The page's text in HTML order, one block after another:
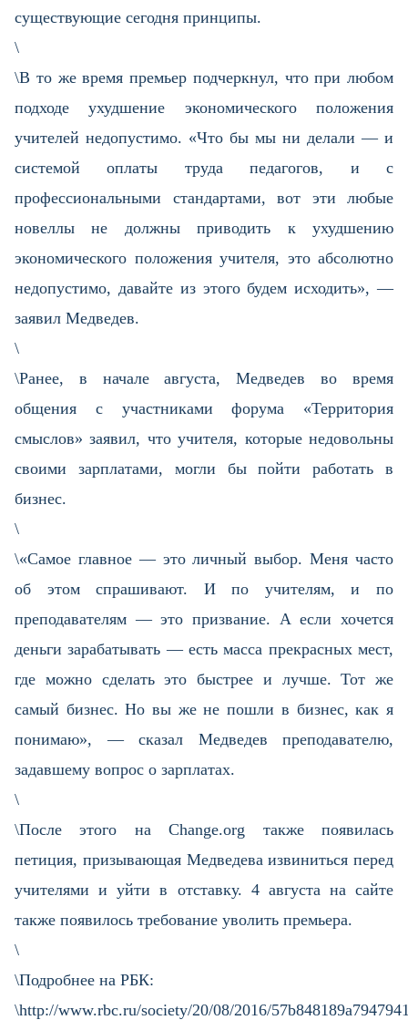
существующие сегодня принципы.
\
\В то же время премьер подчеркнул, что при любом
подходе ухудшение экономического положения
учителей недопустимо. «Что бы мы ни делали — и
системой​ оплаты труда педагогов, и с
профессиональными стандартами, вот эти любые
новеллы не должны приводить к ухудшению
экономического положения учителя, это абсолютно
недопустимо, давайте из этого будем исходить», —
заявил Медведев.
\
\Ранее, в начале августа, Медведев во время
общения с участниками форума «Территория
смыслов» заявил, что учителя, которые недовольны
своими зарплатами, могли бы пойти работать в
бизнес.
\
\«Самое главное — это личный выбор. Меня часто
об этом спрашивают. И по учителям, и по
преподавателям — это призвание. А если хочется
деньги зарабатывать — есть масса прекрасных мест,
где можно сделать это быстрее и лучше. Тот же
самый бизнес. Но вы же не пошли в бизнес, как я
понимаю», — сказал Медведев преподавателю,
задавшему вопрос о зарплатах.
\
\После этого на Change.org также появилась
петиция, призывающая Медведева извиниться перед
учителями и уйти в отставку. 4 августа на сайте
также появилось требование уволить премьера.
\
\Подробнее на РБК:
\http://www.rbc.ru/society/20/08/2016/